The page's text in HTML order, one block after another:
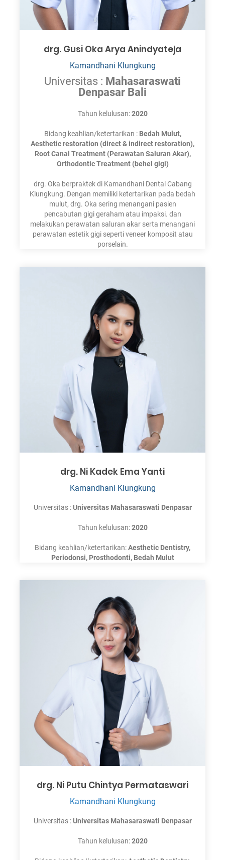
drg. Gusi Oka Arya Anindyateja
Kamandhani Klungkung
Universitas : Mahasaraswati
Denpasar Bali
Tahun kelulusan:2020
Bidang keahlian/ketertarikan : Bedah Mulut,
Aesthetic restoration (direct & indirect restoration),
Root Canal Treatment (Perawatan Saluran Akar),
⁠Orthodontic Treatment (behel gigi)
drg. Oka berpraktek di Kamandhani Dental Cabang
Klungkung. Dengan memiliki ketertarikan pada bedah
mulut, drg. Oka sering menangani pasien
pencabutan gigi geraham atau impaksi. dan
melakukan perawatan saluran akar serta menangani
perawatan estetik gigi seperti veneer komposit atau
porselain.
drg. Ni Kadek Ema Yanti
Kamandhani Klungkung
Universitas :Universitas Mahasaraswati Denpasar
Tahun kelulusan:2020
Bidang keahlian/ketertarikan:Aesthetic Dentistry,
Periodonsi, Prosthodonti, Bedah Mulut
drg. Ni Putu Chintya Permataswari
Kamandhani Klungkung
Universitas :Universitas Mahasaraswati Denpasar
Tahun kelulusan:2020